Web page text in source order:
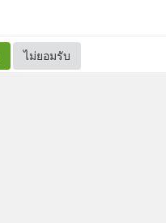
ไม่ยอมรับ